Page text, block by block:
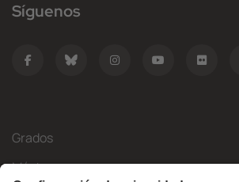
Síguenos
Grados
Másteres